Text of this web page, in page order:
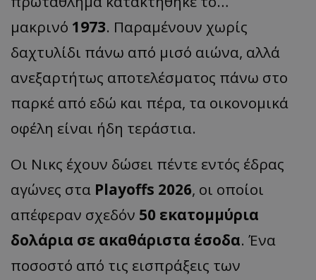
μακρινό 1973. Παραμένουν χωρίς
δαχτυλίδι πάνω από μισό αιώνα, αλλά
ανεξαρτήτως αποτελέσματος πάνω στο
παρκέ από εδώ και πέρα, τα οικονομικά
οφέλη είναι ήδη τεράστια.
Οι Νικς έχουν δώσει πέντε εντός έδρας
αγώνες στα Playoffs 2026, οι οποίοι
απέφεραν σχεδόν 50 εκατομμύρια
δολάρια σε ακαθάριστα έσοδα. Ένα
ποσοστό από τις εισπράξεις των